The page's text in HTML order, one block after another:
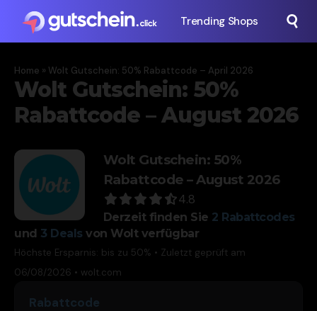
Trending Shops
Wolt Gutschein: 50%
Rabattcode – August 2026
Home » Wolt Gutschein: 50% Rabattcode – April 2026
Wolt Gutschein: 50%
Rabattcode – August 2026
4.8
Derzeit finden Sie 2 Rabattcodes
und 3 Deals von Wolt verfügbar
Höchste Ersparnis: bis zu 50% • Zuletzt geprüft am
06/08/2026 • wolt.com
Rabattcode